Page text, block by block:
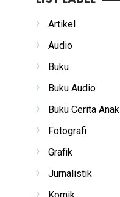
Artikel
Audio
Buku
Buku Audio
Buku Cerita Anak
Fotografi
Grafik
Jurnalistik